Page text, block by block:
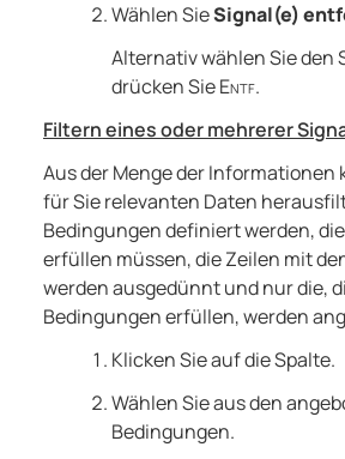
Wählen SieSignal(e)
Alternativ wählen Sie den
drücken SieEntf.
Filtern eines oder mehrerer
Aus der Menge der Informationen
für Sie relevanten Daten
Bedingungen definiert werden,
erfüllen müssen, die Zeilen mit
werden ausgedünnt und nur die,
Bedingungen erfüllen, werden
Klicken Sie auf die Spalte.
Wählen Sie aus den
Bedingungen.